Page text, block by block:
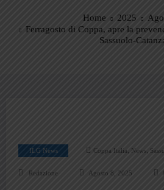
Home 2025
Ferragosto di Coppa, apre la
Sassuolo-
ILG News Coppa Italia News,
Redazione Agosto 8, 2025